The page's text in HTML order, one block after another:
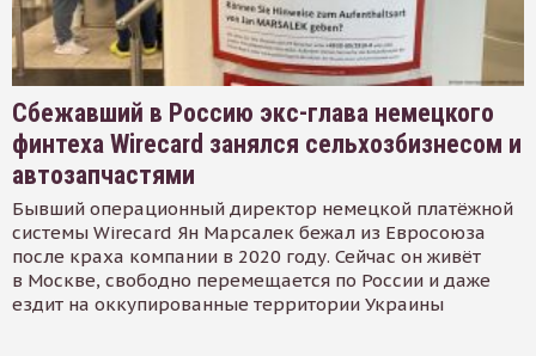
Сбежавший в Россию экс-глава немецкого
финтеха Wirecard занялся сельхозбизнесом и
автозапчастями
Бывший операционный директор немецкой платёжной
системы Wirecard Ян Марсалек бежал из Евросоюза
после краха компании в 2020 году. Сейчас он живёт
в Москве, свободно перемещается по России и даже
ездит на оккупированные территории Украины